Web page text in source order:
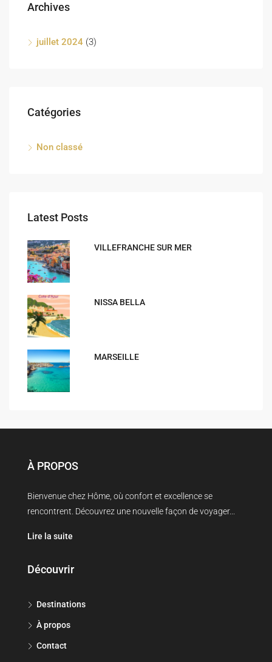
Archives
juillet 2024 (3)
Catégories
Non classé
Latest Posts
VILLEFRANCHE SUR MER
NISSA BELLA
MARSEILLE
À PROPOS
Bienvenue chez Hôme, où confort et excellence se
rencontrent. Découvrez une nouvelle façon de voyager...
Lire la suite
Découvrir
Destinations
À propos
Contact